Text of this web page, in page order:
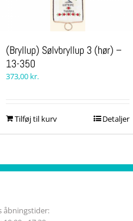
(Bryllup) Sølvbryllup 3 (hør) –
13-350
373,00 kr.
Tilføj til kurv Detaljer
åbningstider: